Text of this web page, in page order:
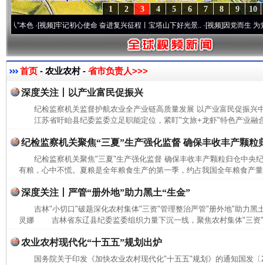
10
9
8
7
6
5
4
3
2
1
·[视频]牢记初心使命 奋进复兴征程丨宝塔山下好光景..·[视频]因党而生 为党而战
首页 - 农业农村 - 省市负责人>>>
深度关注丨以产业富民促振兴
纪检监察机关监督护航农业全产业链高质量发展 以产业富民促振兴
江苏省盱眙县纪委监委立足职能定位，紧盯"文旅+龙虾"特色产业融
纪检监察机关聚焦“三夏”生产强化监督 确保丰收丰产颗粒
纪检监察机关聚焦"三夏"生产强化监督 确保丰收丰产颗粒归仓中
有粮，心中不慌。夏粮是全年粮食生产的第一季，约占我国全年粮食产
深度关注丨严管“册外地”助力黑土“生金”
吉林"小切口"破题深化农村集体"三资"管理整治严管"册外地"助力黑
灵娜 吉林省东辽县纪委监委组织力量下沉一线，聚焦农村集体"三资
农业农村现代化“十五五”规划出炉
国务院关于印发《加快农业农村现代化"十五五"规划》的通知国发